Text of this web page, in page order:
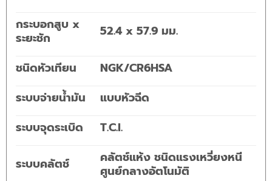
กระบอกสูบ x
ระยะชัก
52.4 x 57.9 มม.
ชนิดหัวเทียน
NGK/CR6HSA
ระบบจ่ายน้ำมัน
แบบหัวฉีด
ระบบจุดระเบิด
T.C.I.
ระบบคลัตช์
คลัตช์แห้ง ชนิดแรงเหวี่ยงหนี
ศูนย์กลางอัตโนมัติ